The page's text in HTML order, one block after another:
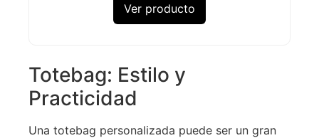
Ver producto
Totebag: Estilo y
Practicidad
Una totebag personalizada puede ser un gran